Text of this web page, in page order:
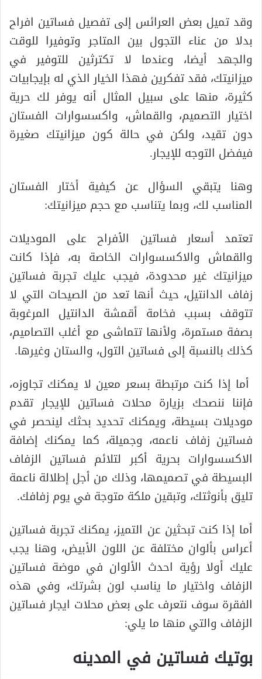
وقد تميل بعض العرائس إلى تفصيل فساتين افراح
بدلا من عناء التجول بين المتاجر وتوفيرا للوقت
والجهد أيضا، وعندما لا تكترثين للتوفير في
ميزانيتك، فقد تفكرين فهذا الخيار الذي له بإيجابيات
كثيرة، منها على سبيل المثال أنه يوفر لك حرية
اختيار التصميم، والقماش، واكسسوارات الفستان
دون تقيد، ولكن في حالة كون ميزانيتك صغيرة
فيفضل التوجه للإيجار.
وهنا يتبقي السؤال عن كيفية أختار الفستان
المناسب لك، وبما يتناسب مع حجم ميزانيتك:
تعتمد أسعار فساتين الأفراح على الموديلات
والقماش والاكسسوارات الخاصة به، فإذا كانت
ميزانيتك غير محدودة، فيجب عليك تجربة فساتين
زفاف الدانتيل، حيث أنها تعد من الصيحات التي لا
تتوقف بسبب فخامة أقمشة الدانتيل المرغوبة
بصفة مستمرة، ولأنها تتماشى مع أغلب التصاميم،
كذلك بالنسبة إلى فساتين التول، والستان وغيرها.
أما إذا كنت مرتبطة بسعر معين لا يمكنك تجاوزه،
فإننا ننصحك بزيارة محلات فساتين للإيجار تقدم
موديلات بسيطة، ويمكنك تحديد بحثك لينحصر في
فساتين زفاف ناعمه، وجميلة، كما يمكنك إضافة
الاكسسوارات بحرية أكبر لتلائم فساتين الزفاف
البسيطة في تصميمها، وذلك من أجل إطلالة ناعمة
تليق بأنوثتك، وتبقين ملكة متوجة في يوم زفافك.
أما إذا كنت تبحثين عن التميز، يمكنك تجربة فساتين
أعراس بألوان مختلفة عن اللون الأبيض، وهنا يجب
عليك أولا رؤية احدث الألوان في موضة فساتين
الزفاف واختيار ما يناسب لون بشرتك، وفي هذه
الفقرة سوف نتعرف على بعض محلات ايجار فساتين
الزفاف والتي منها ما يلي:
بوتيك فساتين في المدينه